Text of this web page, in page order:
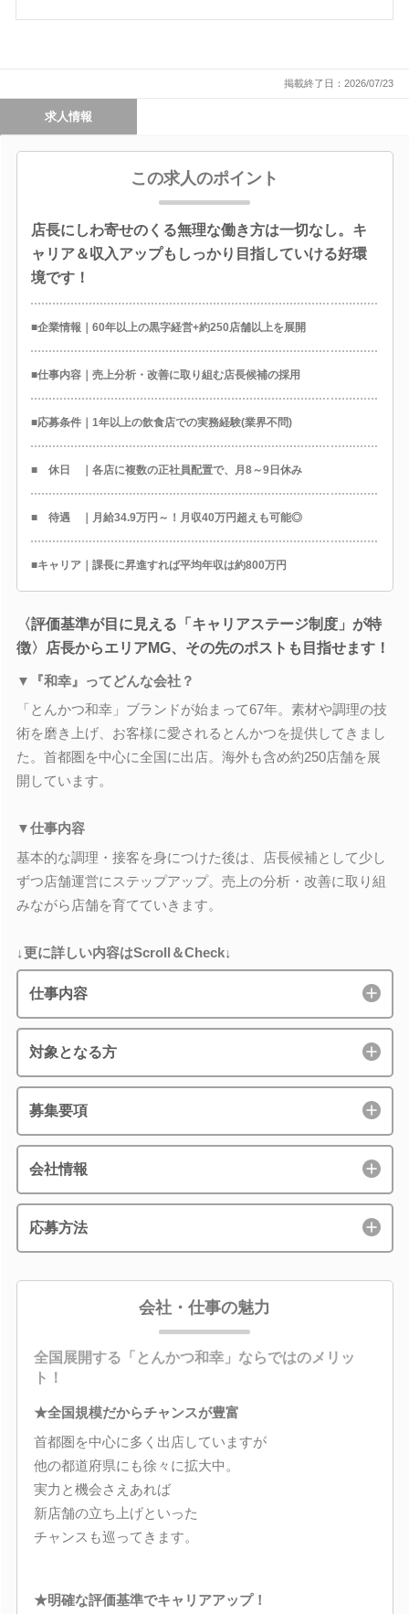
掲載終了日：2026/07/23
求人情報
この求人のポイント
店長にしわ寄せのくる無理な働き方は一切なし。キ
ャリア＆収入アップもしっかり目指していける好環
境です！
■企業情報｜60年以上の黒字経営+約250店舗以上を展開
■仕事内容｜売上分析・改善に取り組む店長候補の採用
■応募条件｜1年以上の飲食店での実務経験(業界不問)
■ 休日 ｜各店に複数の正社員配置で、月8～9日休み
■ 待遇 ｜月給34.9万円～！月収40万円超えも可能◎
■キャリア｜課長に昇進すれば平均年収は約800万円
〈評価基準が目に見える「キャリアステージ制度」が特
徴〉店長からエリアMG、その先のポストも目指せます！
▼『和幸』ってどんな会社？
「とんかつ和幸」ブランドが始まって67年。素材や調理の技
術を磨き上げ、お客様に愛されるとんかつを提供してきまし
た。首都圏を中心に全国に出店。海外も含め約250店舗を展
開しています。
▼仕事内容
基本的な調理・接客を身につけた後は、店長候補として少し
ずつ店舗運営にステップアップ。売上の分析・改善に取り組
みながら店舗を育てていきます。
↓更に詳しい内容はScroll＆Check↓
仕事内容
対象となる方
募集要項
会社情報
応募方法
会社・仕事の魅力
全国展開する「とんかつ和幸」ならではのメリッ
ト！
★全国規模だからチャンスが豊富
首都圏を中心に多く出店していますが
他の都道府県にも徐々に拡大中。
実力と機会さえあれば
新店舗の立ち上げといった
チャンスも巡ってきます。
★明確な評価基準でキャリアアップ！